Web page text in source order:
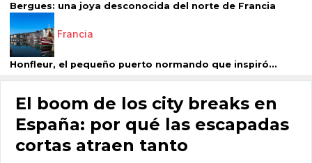
Bergues: una joya desconocida del norte de Francia
Francia
Honfleur, el pequeño puerto normando que inspiró...
El boom de los city breaks en
España: por qué las escapadas
cortas atraen tanto